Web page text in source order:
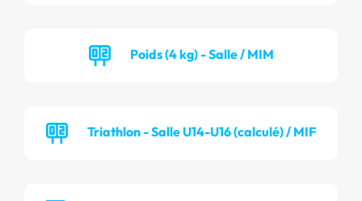
Poids (4 kg) - Salle / MIM
Triathlon - Salle U14-U16 (calculé) / MIF